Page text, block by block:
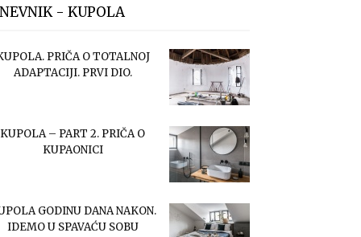
- KUPOLA
PRIČA O TOTALNOJ
ADAPTACIJI. PRVI DIO.
KUPOLA – PART 2. PRIČA O
KUPAONICI
GODINU DANA NAKON.
IDEMO U SPAVAĆU SOBU